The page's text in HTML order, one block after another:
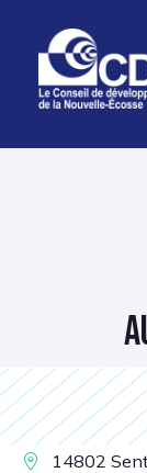
14802